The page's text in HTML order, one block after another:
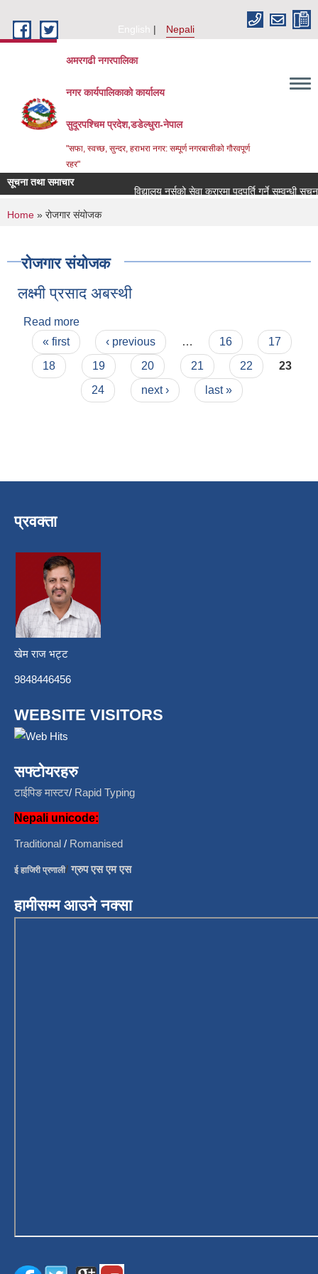
English
Nepali
अमरगढी नगरपालिका
नगर कार्यपालिकाको कार्यालय
सुदूरपश्चिम प्रदेश,डडेल्धुरा-नेपाल
"सफा, स्वच्छ, सुन्दर, हराभरा नगर: सम्पूर्ण नगरबासीको गौरवपूर्ण
रहर"
सूचना तथा समाचार
विद्यालय नर्सको सेवा करारमा पदपूर्ति गर्ने सम्वन्धी
You are here
Home » रोजगार संयोजक
रोजगार संयोजक
लक्ष्मी प्रसाद अबस्थी
Read more
Pages
« first ‹ previous … 16
17
18
19 20 21 22
23
24
next › last »
प्रवक्ता
खेम राज भट्ट
9848446456
WEBSITE VISITORS
सफ्टोयरहरु
टाईपिङ मास्टर/ Rapid Typing
Nepali unicode:
Traditional / Romanised
ई हाजिरी प्रणाली/ग्रुप एस एम एस
हामीसम्म आउने नक्सा